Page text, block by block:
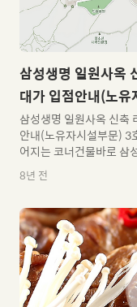
삼성생명 일원사옥
대가 입점안내(노유
삼성생명 일원사옥 신축
안내(노유자시설부문) 3
어지는 코너건물바로 삼
니다. 2018년 일원일때
사옥 건물은클리닉을 비
이닝, 파인다이닝 시설
그리고, 뷰티매장 및 네
테일을 구성하고 있는일
명합니다. 일원일때의 주
위해 양재나, 잠심 또는
하나였습니다만프..
8년 전